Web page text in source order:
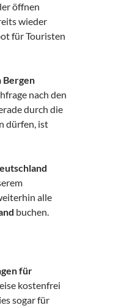
öffnen
wieder
für Touristen
Bergen
nach den
durch die
dürfen, ist
alle
buchen.
für
kostenfrei
sogar für